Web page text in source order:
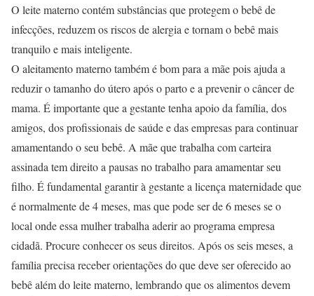
O leite materno contém substâncias que protegem o bebê de
infecções, reduzem os riscos de alergia e tornam o bebê mais
tranquilo e mais inteligente.
O aleitamento materno também é bom para a mãe pois ajuda a
reduzir o tamanho do útero após o parto e a prevenir o câncer de
mama. É importante que a gestante tenha apoio da família, dos
amigos, dos profissionais de saúde e das empresas para continuar
amamentando o seu bebê. A mãe que trabalha com carteira
assinada tem direito a pausas no trabalho para amamentar seu
filho. É fundamental garantir à gestante a licença maternidade que
é normalmente de 4 meses, mas que pode ser de 6 meses se o
local onde essa mulher trabalha aderir ao programa empresa
cidadã. Procure conhecer os seus direitos. Após os seis meses, a
família precisa receber orientações do que deve ser oferecido ao
bebê além do leite materno, lembrando que os alimentos devem